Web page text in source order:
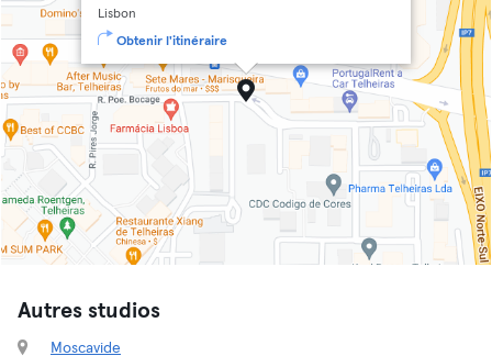
Lisbon
Obtenir l'itinéraire
Autres studios
Moscavide